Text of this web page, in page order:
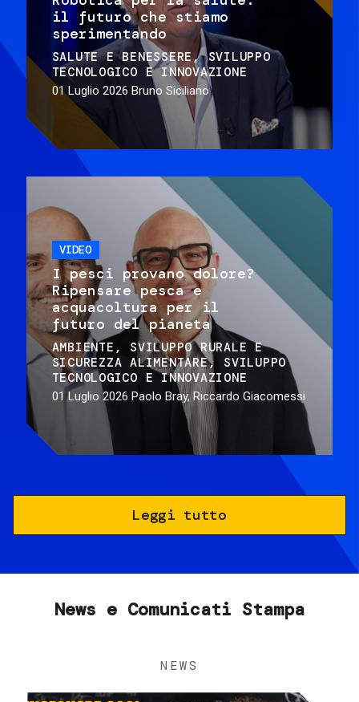
il futuro che stiamo
sperimentando
SALUTE E BENESSERE
SVILUPPO
TECNOLOGICO E INNOVAZIONE
01 Luglio 2026 Bruno Siciliano
VIDEO
I pesci provano dolore?
Ripensare pesca e
acquacoltura per il
futuro del pianeta
AMBIENTE
SVILUPPO RURALE E
SICUREZZA ALIMENTARE
SVILUPPO
TECNOLOGICO E INNOVAZIONE
01 Luglio 2026 Paolo Bray, Riccardo Giacomessi
Leggi tutto
News e Comunicati Stampa
NEWS